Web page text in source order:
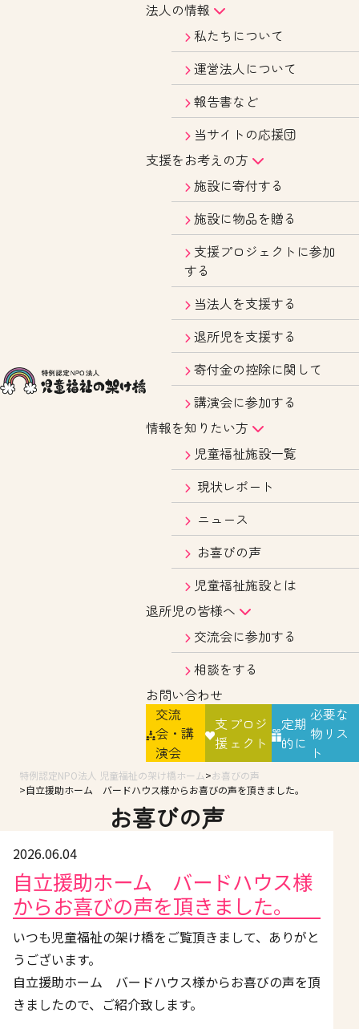
法人の情報
私たちについて
運営法人について
報告書など
当サイトの応援団
支援をお考えの方
施設に寄付する
施設に物品を贈る
支援プロジェクトに参加
する
当法人を支援する
退所児を支援する
寄付金の控除に関して
講演会に参加する
情報を知りたい方
児童福祉施設一覧
現状レポート
ニュース
お喜びの声
児童福祉施設とは
退所児の皆様へ
交流会に参加する
相談をする
お問い合わせ
交流
会・講
演会
支
援
プロジ
ェクト
定期
的に
必要な
物リス
ト
特例認定NPO法人 児童福祉の架け橋ホーム
お喜びの声
自立援助ホーム バードハウス様からお喜びの声を頂きました。
お喜びの声
2026.06.04
自立援助ホーム バードハウス様
からお喜びの声を頂きました。
いつも児童福祉の架け橋をご覧頂きまして、ありがと
うございます。
自立援助ホーム バードハウス様からお喜びの声を頂
きましたので、ご紹介致します。